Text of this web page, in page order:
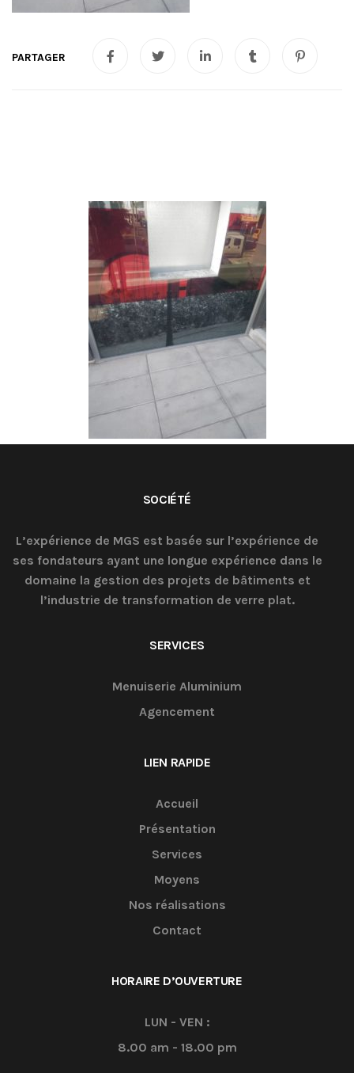
SOCIÉTÉ
L’expérience de MGS est basée sur l’expérience de
ses fondateurs ayant une longue expérience dans le
domaine la gestion des projets de bâtiments et
l’industrie de transformation de verre plat.
SERVICES
Menuiserie Aluminium
Agencement
LIEN RAPIDE
Accueil
Présentation
Services
Moyens
Nos réalisations
Contact
HORAIRE D’OUVERTURE
LUN - VEN :
8.00 am - 18.00 pm